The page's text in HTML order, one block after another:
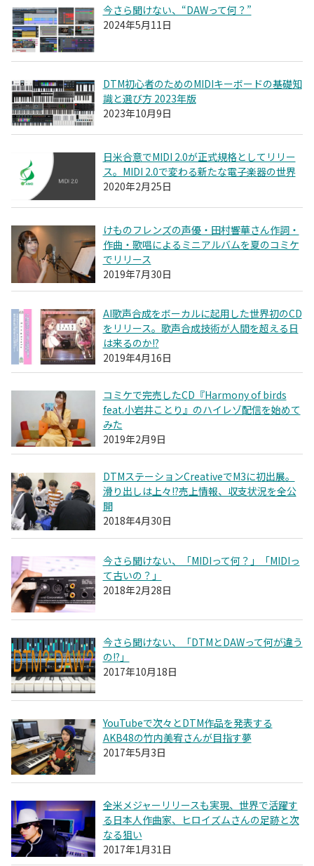
今さら聞けない、“DAWって何？”
2024年5月11日
DTM初心者のためのMIDIキーボードの基礎知
識と選び方 2023年版
2023年10月9日
日米合意でMIDI 2.0が正式規格としてリリー
ス。MIDI 2.0で変わる新たな電子楽器の世界
2020年2月25日
けものフレンズの声優・田村響華さん作詞・
作曲・歌唱によるミニアルバムを夏のコミケ
でリリース
2019年7月30日
AI歌声合成をボーカルに起用した世界初のCD
をリリース。歌声合成技術が人間を超える日
は来るのか!?
2019年4月16日
コミケで完売したCD『Harmony of birds
feat.小岩井ことり』のハイレゾ配信を始めて
みた
2019年2月9日
DTMステーションCreativeでM3に初出展。
滑り出しは上々!?売上情報、収支状況を全公
開
2018年4月30日
今さら聞けない、「MIDIって何？」「MIDIっ
て古いの？」
2018年2月28日
今さら聞けない、「DTMとDAWって何が違う
の!?」
2017年10月18日
YouTubeで次々とDTM作品を発表する
AKB48の竹内美宥さんが目指す夢
2017年5月3日
全米メジャーリリースも実現、世界で活躍す
る日本人作曲家、ヒロイズムさんの足跡と次
なる狙い
2017年1月31日